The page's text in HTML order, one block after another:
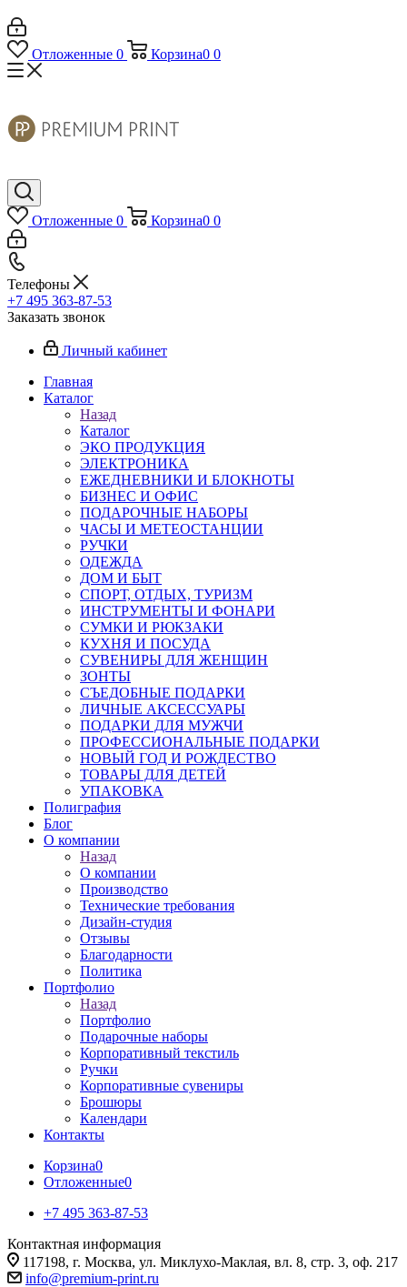
Отложенные 0 Корзина0 0
Отложенные 0 Корзина0 0
Телефоны
+7 495 363-87-53
Заказать звонок
Личный кабинет
Главная
Каталог
Назад
Каталог
ЭКО ПРОДУКЦИЯ
ЭЛЕКТРОНИКА
ЕЖЕДНЕВНИКИ И БЛОКНОТЫ
БИЗНЕС И ОФИС
ПОДАРОЧНЫЕ НАБОРЫ
ЧАСЫ И МЕТЕОСТАНЦИИ
РУЧКИ
ОДЕЖДА
ДОМ И БЫТ
СПОРТ, ОТДЫХ, ТУРИЗМ
ИНСТРУМЕНТЫ И ФОНАРИ
СУМКИ И РЮКЗАКИ
КУХНЯ И ПОСУДА
СУВЕНИРЫ ДЛЯ ЖЕНЩИН
ЗОНТЫ
СЪЕДОБНЫЕ ПОДАРКИ
ЛИЧНЫЕ АКСЕССУАРЫ
ПОДАРКИ ДЛЯ МУЖЧИ
ПРОФЕССИОНАЛЬНЫЕ ПОДАРКИ
НОВЫЙ ГОД И РОЖДЕСТВО
ТОВАРЫ ДЛЯ ДЕТЕЙ
УПАКОВКА
Полиграфия
Блог
О компании
Назад
О компании
Производство
Технические требования
Дизайн-студия
Отзывы
Благодарности
Политика
Портфолио
Назад
Портфолио
Подарочные наборы
Корпоративный текстиль
Ручки
Корпоративные сувениры
Брошюры
Календари
Контакты
Корзина0
Отложенные0
+7 495 363-87-53
Контактная информация
117198, г. Москва, ул. Миклухо-Маклая, вл. 8, стр. 3, оф. 217
info@premium-print.ru